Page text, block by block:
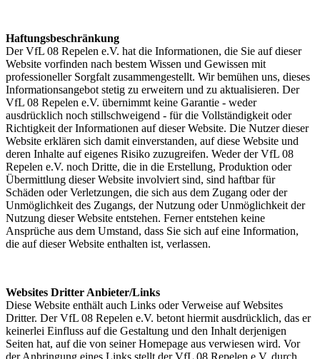
Haftungsbeschränkung
Der VfL 08 Repelen e.V. hat die Informationen, die Sie auf dieser
Website vorfinden nach bestem Wissen und Gewissen mit
professioneller Sorgfalt zusammengestellt. Wir bemühen uns, dieses
Informationsangebot stetig zu erweitern und zu aktualisieren. Der
VfL 08 Repelen e.V. übernimmt keine Garantie - weder
ausdrücklich noch stillschweigend - für die Vollständigkeit oder
Richtigkeit der Informationen auf dieser Website. Die Nutzer dieser
Website erklären sich damit einverstanden, auf diese Website und
deren Inhalte auf eigenes Risiko zuzugreifen. Weder der VfL 08
Repelen e.V. noch Dritte, die in die Erstellung, Produktion oder
Übermittlung dieser Website involviert sind, sind haftbar für
Schäden oder Verletzungen, die sich aus dem Zugang oder der
Unmöglichkeit des Zugangs, der Nutzung oder Unmöglichkeit der
Nutzung dieser Website entstehen. Ferner entstehen keine
Ansprüche aus dem Umstand, dass Sie sich auf eine Information,
die auf dieser Website enthalten ist, verlassen.
Websites Dritter Anbieter/Links
Diese Website enthält auch Links oder Verweise auf Websites
Dritter. Der VfL 08 Repelen e.V. betont hiermit ausdrücklich, das er
keinerlei Einfluss auf die Gestaltung und den Inhalt derjenigen
Seiten hat, auf die von seiner Homepage aus verwiesen wird. Vor
der Anbringung eines Links stellt der VfL 08 Repelen e.V. durch